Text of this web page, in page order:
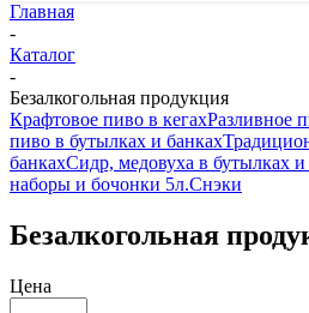
Главная
-
Каталог
-
Безалкогольная продукция
Крафтовое пиво в кегахРазливное
пиво в бутылках и банках
банкахСидр, медовуха в бутылках и
наборы и бочонки 5л.Снэки
Безалкогольная
Цена